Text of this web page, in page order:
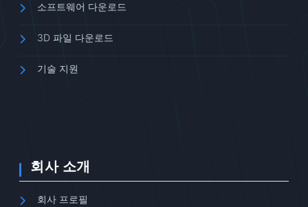
소프트웨어 다운로드
3D 파일 다운로드
기술 지원
회사 소개
회사 프로필